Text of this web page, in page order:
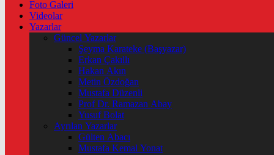
Foto Galeri
Videolar
Yazarlar
Güncel Yazarlar
Şeyma Karateke (Başyazar)
Erkan Çakıllı
Hakan Akın
Metin Özdoğan
Mustafa Düzenli
Prof Dr. Ramazan Abay
Yusuf Bolat
Ayrılan Yazarlar
Gülten Abacı
Mustafa Kemal Yonat